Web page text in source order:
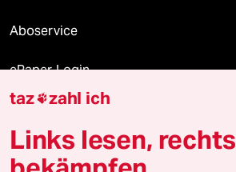
Aboservice
ePaper Login
Downloads für Abonnierende
taz zahl ich
Links lesen, rechts